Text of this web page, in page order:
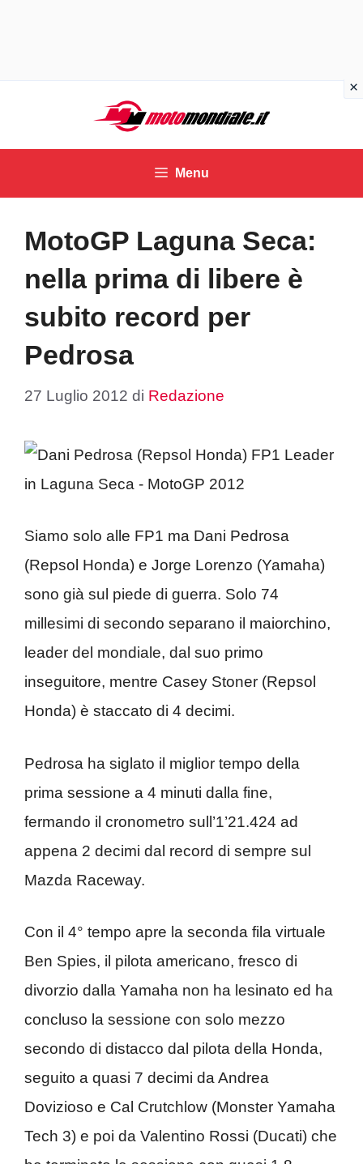
contenuto
Menu
MotoGP Laguna Seca:
nella prima di libere è
subito record per
Pedrosa
27 Luglio 2012 di Redazione
Siamo solo alle FP1 ma Dani Pedrosa
(Repsol Honda) e Jorge Lorenzo (Yamaha)
sono già sul piede di guerra. Solo 74
millesimi di secondo separano il maiorchino,
leader del mondiale, dal suo primo
inseguitore, mentre Casey Stoner (Repsol
Honda) è staccato di 4 decimi.
Pedrosa ha siglato il miglior tempo della
prima sessione a 4 minuti dalla fine,
fermando il cronometro sull’1’21.424 ad
appena 2 decimi dal record di sempre sul
Mazda Raceway.
Con il 4° tempo apre la seconda fila virtuale
Ben Spies, il pilota americano, fresco di
divorzio dalla Yamaha non ha lesinato ed ha
concluso la sessione con solo mezzo
secondo di distacco dal pilota della Honda,
seguito a quasi 7 decimi da Andrea
Dovizioso e Cal Crutchlow (Monster Yamaha
Tech 3) e poi da Valentino Rossi (Ducati) che